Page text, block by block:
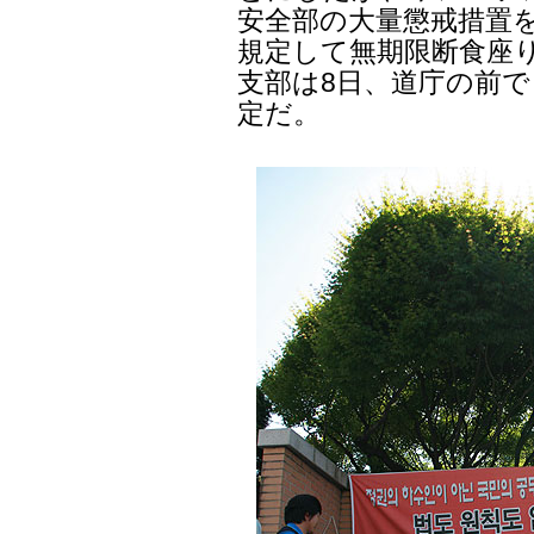
安全部の大量懲戒措置
規定して無期限断食座
支部は8日、道庁の前
定だ。